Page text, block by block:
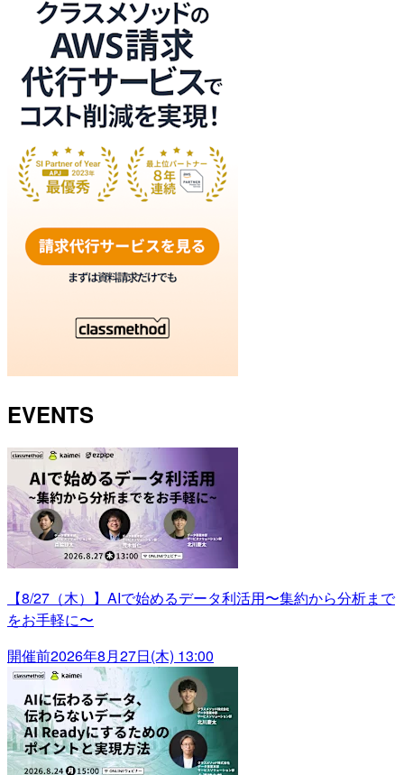
EVENTS
【8/27（木）】AIで始めるデータ利活用〜集約から分析まで
をお手軽に〜
開催前2026年8月27日(木) 13:00